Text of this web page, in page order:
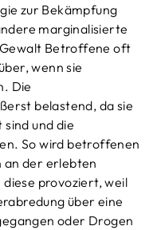
zur Bekämpfung
marginalisierte
Betroffene oft
wenn sie
Die
belastend, da sie
und die
So wird betroffenen
an der erlebten
provoziert, weil
über eine
oder Drogen